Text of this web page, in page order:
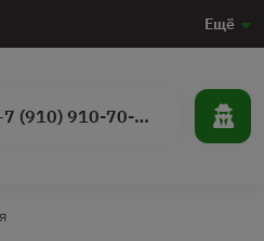
Ещё
(910) 910-70-15